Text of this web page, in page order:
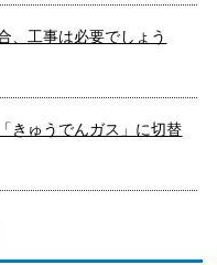
、工事は必要でしょう
きゅうでんガス」に切替